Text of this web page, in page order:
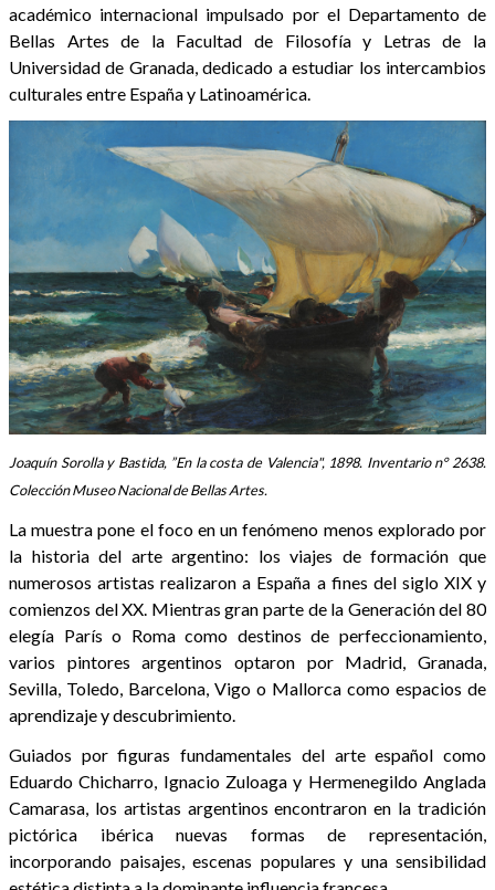
académico internacional impulsado por el Departamento de
Bellas Artes de la Facultad de Filosofía y Letras de la
Universidad de Granada, dedicado a estudiar los intercambios
culturales entre España y Latinoamérica.
Joaquín Sorolla y Bastida, ”En la costa de Valencia", 1898. Inventario n° 2638.
Colección Museo Nacional de Bellas Artes.
La muestra pone el foco en un fenómeno menos explorado por
la historia del arte argentino: los viajes de formación que
numerosos artistas realizaron a España a fines del siglo XIX y
comienzos del XX. Mientras gran parte de la Generación del 80
elegía París o Roma como destinos de perfeccionamiento,
varios pintores argentinos optaron por Madrid, Granada,
Sevilla, Toledo, Barcelona, Vigo o Mallorca como espacios de
aprendizaje y descubrimiento.
Guiados por figuras fundamentales del arte español como
Eduardo Chicharro, Ignacio Zuloaga y Hermenegildo Anglada
Camarasa, los artistas argentinos encontraron en la tradición
pictórica ibérica nuevas formas de representación,
incorporando paisajes, escenas populares y una sensibilidad